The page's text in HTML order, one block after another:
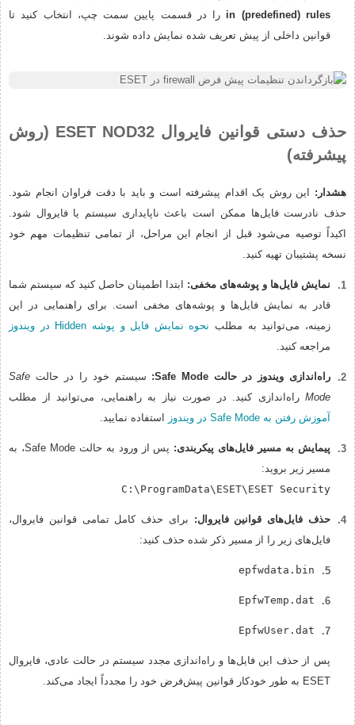
in (predefined) rules را در قسمت پایین سمت چپ، انتخاب کنید تا
قوانین داخلی از پیش تعریف شده نمایش داده شوند.
حذف دستی قوانین فایروال ESET NOD32 (روش
پیشرفته)
هشدار: این روش یک اقدام پیشرفته است و باید با دقت فراوان انجام شود.
حذف نادرست فایل‌ها ممکن است باعث ناپایداری سیستم یا فایروال شود.
اکیداً توصیه می‌شود قبل از انجام این مراحل، از تمامی تنظیمات مهم خود
نسخه پشتیبان تهیه کنید.
نمایش فایل‌ها و پوشه‌های مخفی: ابتدا اطمینان حاصل کنید که سیستم شما
قادر به نمایش فایل‌ها و پوشه‌های مخفی است. برای راهنمایی در این
زمینه، می‌توانید به مطلب نحوه نمایش فایل و پوشه Hidden در ویندوز
مراجعه کنید.
راه‌اندازی ویندوز در حالت Safe Mode: سیستم خود را در حالت Safe
Mode راه‌اندازی کنید. در صورت نیاز به راهنمایی، می‌توانید از مطلب
آموزش رفتن به Safe Mode در ویندوز
استفاده نمایید.
پیمایش به مسیر فایل‌های پیکربندی:
پس از ورود به حالت Safe Mode، به
مسیر زیر بروید:
C:\ProgramData\ESET\ESET Security
حذف فایل‌های قوانین فایروال: برای حذف کامل تمامی قوانین فایروال،
فایل‌های زیر را از مسیر ذکر شده حذف کنید:
epfwdata.bin
EpfwTemp.dat
EpfwUser.dat
پس از حذف این فایل‌ها و راه‌اندازی مجدد سیستم در حالت عادی، فایروال
ESET به طور خودکار قوانین پیش‌فرض خود را مجدداً ایجاد می‌کند.